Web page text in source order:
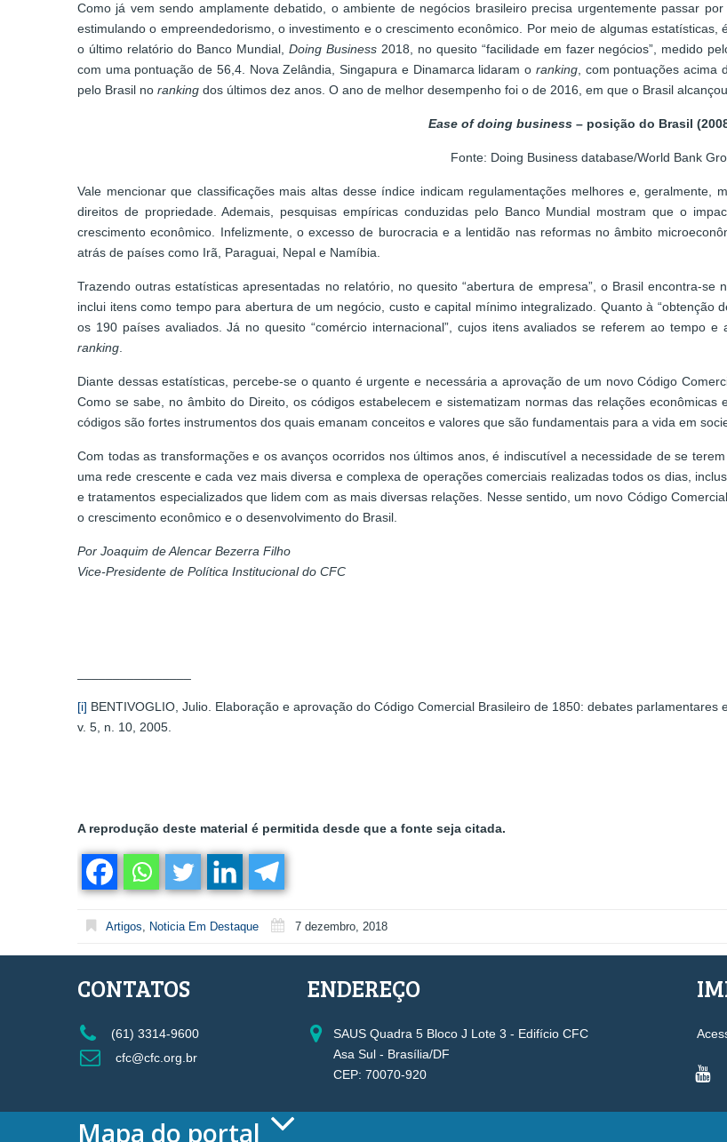
Como já vem sendo amplamente debatido, o ambiente de negócios brasileiro precisa urgentemente passar
estimulando o empreendedorismo, o investimento e o crescimento econômico. Por meio de algumas
o último relatório do Banco Mundial, Doing Business2018, no quesito “facilidade em fazer negócios”, medido
com uma pontuação de 56,4. Nova Zelândia, Singapura e Dinamarca lidaram o ranking, com pontuações acima
pelo Brasil no ranking dos últimos dez anos. O ano de melhor desempenho foi o de 2016, em que o Brasil
Ease of doing business– posição do Brasil
Fonte: Doing Business database/World Bank
Vale mencionar que classificações mais altas desse índice indicam regulamentações melhores e,
direitos de propriedade. Ademais, pesquisas empíricas conduzidas pelo Banco Mundial mostram que o
crescimento econômico. Infelizmente, o excesso de burocracia e a lentidão nas reformas no âmbito
atrás de países como Irã, Paraguai, Nepal e Namíbia.
Trazendo outras estatísticas apresentadas no relatório, no quesito “abertura de empresa”, o Brasil encontra-se
inclui itens como tempo para abertura de um negócio, custo e capital mínimo integralizado. Quanto à “obtenção
os 190 países avaliados. Já no quesito “comércio internacional”, cujos itens avaliados se referem ao tempo
ranking.
Diante dessas estatísticas, percebe-se o quanto é urgente e necessária a aprovação de um novo Código
Como se sabe, no âmbito do Direito, os códigos estabelecem e sistematizam normas das relações
códigos são fortes instrumentos dos quais emanam conceitos e valores que são fundamentais para a vida em
Com todas as transformações e os avanços ocorridos nos últimos anos, é indiscutível a necessidade de se
uma rede crescente e cada vez mais diversa e complexa de operações comerciais realizadas todos os dias,
e tratamentos especializados que lidem com as mais diversas relações. Nesse sentido, um novo Código
o crescimento econômico e o desenvolvimento do Brasil.
Por Joaquim de Alencar Bezerra Filho
Vice-Presidente de Política Institucional do CFC
[i] BENTIVOGLIO, Julio. Elaboração e aprovação do Código Comercial Brasileiro de 1850: debates parlamentares
v. 5, n. 10, 2005.
A reprodução deste material é permitida desde que a fonte seja citada.
Artigos, Noticia Em Destaque 7 dezembro, 2018
CONTATOS
(61) 3314-9600
cfc@cfc.org.br
ENDEREÇO
SAUS Quadra 5 Bloco J Lote 3 - Edifício CFC
Asa Sul - Brasília/DF
CEP: 70070-920
Mapa do portal